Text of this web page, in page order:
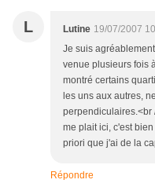
L Lutine 19/07/2007
Je suis
venue plusieurs fois
montré certains
les uns aux autres,
perpendiculaires.<br
me plait ici, c'est
priori que j'ai de la
Répondre